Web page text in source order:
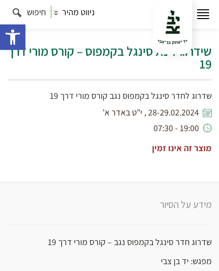
ניווט מהיר חיפוש
שידרוג לינת סינגל בקמפוס – קורס
שידרוג לינת סינגל בקמפוס – קורס מורי דרך
19
שדרוג לחדר סינגל בקמפוס נגב קורס מורי דרך 19
28-29.02.2024 , י"ט באדר א'
19:00 - 07:30
מוצר זה אינו זמין
מידע על הסיור
שדרוג חדר סינגל בקמפוס נגב – קורס מורי דרך 19
מפגש: יד בן צבי